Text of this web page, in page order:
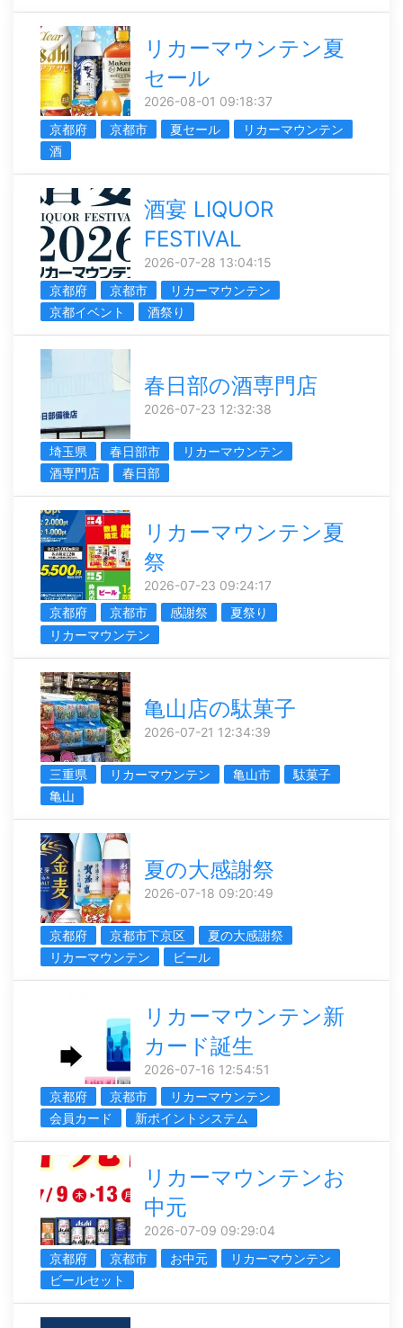
リカーマウンテン夏
セール
2026-08-01 09:18:37
京都府
京都市 夏セール
リカーマウンテン
酒
酒宴 LIQUOR
FESTIVAL
2026-07-28 13:04:15
京都府
京都市
リカーマウンテン
京都イベント
酒祭り
春日部の酒専門店
2026-07-23 12:32:38
埼玉県 春日部市
リカーマウンテン
酒専門店
春日部
リカーマウンテン夏
祭
2026-07-23 09:24:17
京都府
京都市 感謝祭
夏祭り
リカーマウンテン
亀山店の駄菓子
2026-07-21 12:34:39
三重県 リカーマウンテン 亀山市
駄菓子
亀山
夏の大感謝祭
2026-07-18 09:20:49
京都府 京都市下京区
夏の大感謝祭
リカーマウンテン
ビール
リカーマウンテン新
カード誕生
2026-07-16 12:54:51
京都府
京都市
リカーマウンテン
会員カード
新ポイントシステム
リカーマウンテンお
中元
2026-07-09 09:29:04
京都府
京都市 お中元
リカーマウンテン
ビールセット